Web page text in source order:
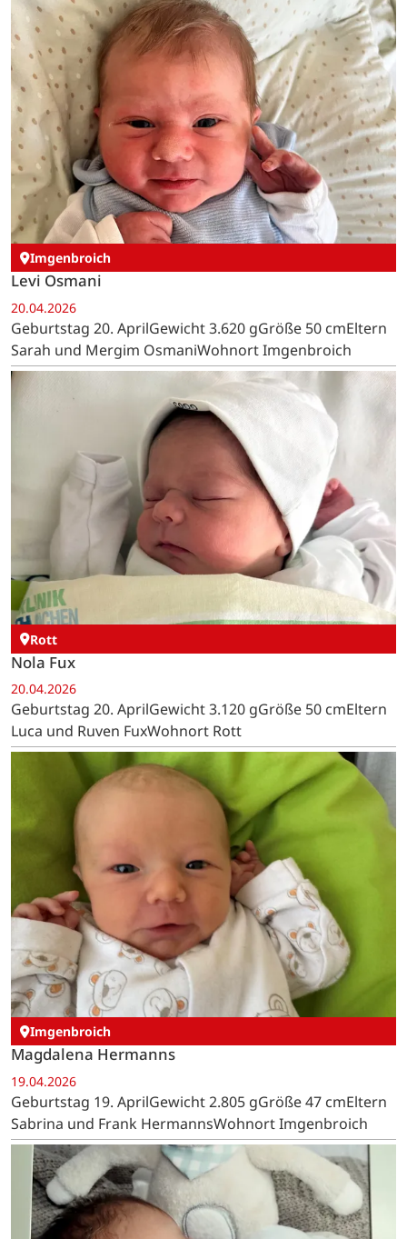
Imgenbroich
Levi Osmani
20.04.2026
Geburtstag 20. AprilGewicht 3.620 gGröße 50 cmEltern
Sarah und Mergim OsmaniWohnort Imgenbroich
Rott
Nola Fux
20.04.2026
Geburtstag 20. AprilGewicht 3.120 gGröße 50 cmEltern
Luca und Ruven FuxWohnort Rott
Imgenbroich
Magdalena Hermanns
19.04.2026
Geburtstag 19. AprilGewicht 2.805 gGröße 47 cmEltern
Sabrina und Frank HermannsWohnort Imgenbroich